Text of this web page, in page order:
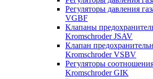
Регуляторы давления
VGBF
Клапаны
Kromschroder JSAV
Клапан
Kromschroder VSBV
Регуляторы
Kromschroder GIK